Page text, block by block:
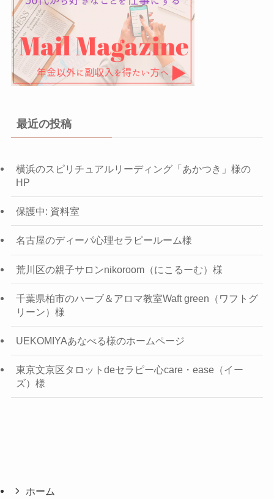
最近の投稿
横浜のスピリチュアルリーディング「あかつき」様の
HP
保護中: 資料室
名古屋のディーパ心理セラピールーム様
荒川区の親子サロンnikoroom（にこるーむ）様
千葉県柏市のハーブ＆アロマ教室Waft green（ワフトグ
リーン）様
UEKOMIYAあなべる様のホームページ
東京文京区タロットdeセラピー心care・ease（イー
ズ）様
ホーム